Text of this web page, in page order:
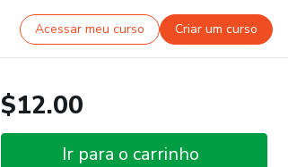
Acessar meu curso Criar um curso
$12.00
Ir para o carrinho